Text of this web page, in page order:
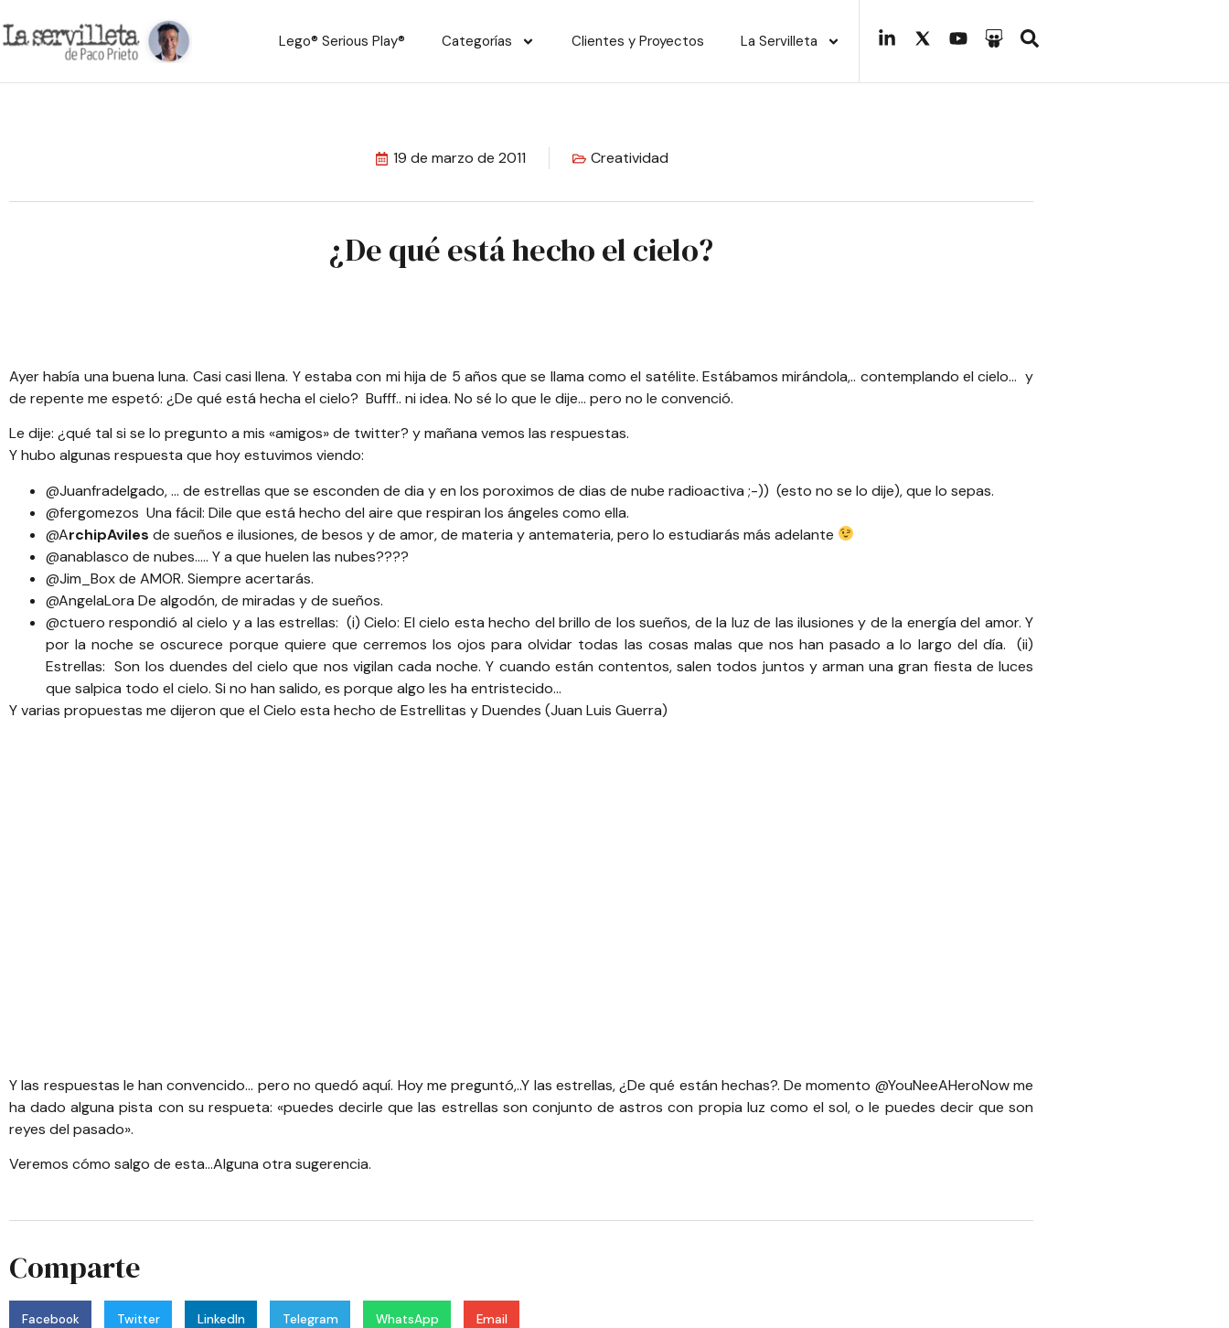
Lego® Serious Play® Categorías Clientes y Proyectos La Servilleta
19 de marzo de 2011 Creatividad
¿De qué está hecho el cielo?
Ayer había una buena luna. Casi casi llena. Y estaba con mi hija de 5 años que se llama como el satélite. Estábamos mirándola,.. contemplando el cielo… y
de repente me espetó: ¿De qué está hecha el cielo? Bufff.. ni idea. No sé lo que le dije… pero no le convenció.
Le dije: ¿qué tal si se lo pregunto a mis «amigos» de twitter? y mañana vemos las respuestas.
Y hubo algunas respuesta que hoy estuvimos viendo:
@Juanfradelgado, … de estrellas que se esconden de dia y en los poroximos de dias de nube radioactiva ;-)) (esto no se lo dije), que lo sepas.
@fergomezos Una fácil: Dile que está hecho del aire que respiran los ángeles como ella.
@ArchipAviles de sueños e ilusiones, de besos y de amor, de materia y antemateria, pero lo estudiarás más adelante
@anablasco de nubes….. Y a que huelen las nubes????
@Jim_Boxde AMOR. Siempre acertarás.
@AngelaLora De algodón, de miradas y de sueños.
@ctuero respondió al cielo y a las estrellas: (i) Cielo: El cielo esta hecho del brillo de los sueños, de la luz de las ilusiones y de la energía del amor. Y
por la noche se oscurece porque quiere que cerremos los ojos para olvidar todas las cosas malas que nos han pasado a lo largo del día. (ii)
Estrellas: Son los duendes del cielo que nos vigilan cada noche. Y cuando están contentos, salen todos juntos y arman una gran fiesta de luces
que salpica todo el cielo. Si no han salido, es porque algo les ha entristecido…
Y varias propuestas me dijeron que el Cielo esta hecho de Estrellitas y Duendes (Juan Luis Guerra)
Y las respuestas le han convencido… pero no quedó aquí. Hoy me preguntó,..Y las estrellas, ¿De qué están hechas?. De momento @YouNeeAHeroNowme
ha dado alguna pista con su respueta: «puedes decirle que las estrellas son conjunto de astros con propia luz como el sol, o le puedes decir que son
reyes del pasado».
Veremos cómo salgo de esta…Alguna otra sugerencia.
Comparte
Facebook Twitter LinkedIn Telegram WhatsApp Email